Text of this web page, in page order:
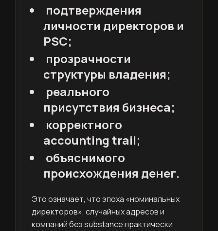
подтверждения
личности директоров и
PSC;
прозрачности
структуры владения;
реального
присутствия бизнеса;
корректного
accounting trail;
объяснимого
происхождения денег.
Это означает, что эпоха «номинальных
директоров», случайных адресов и
компаний без substance практически